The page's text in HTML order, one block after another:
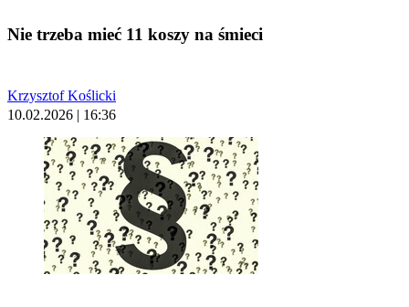
Nie trzeba mieć 11 koszy na śmieci
Krzysztof Koślicki
10.02.2026 | 16:36